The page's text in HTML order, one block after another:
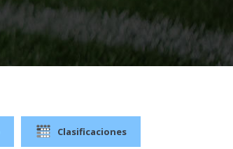
Clasificaciones